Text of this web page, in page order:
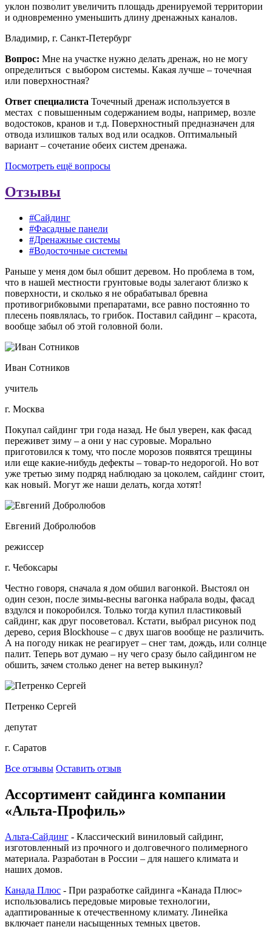
уклон позволит увеличить площадь дренируемой территории
и одновременно уменьшить длину дренажных каналов.
Владимир, г. Санкт-Петербург
Вопрос: Мне на участке нужно делать дренаж, но не могу
определиться с выбором системы. Какая лучше – точечная
или поверхностная?
Ответ специалиста Точечный дренаж используется в
местах с повышенным содержанием воды, например, возле
водостоков, кранов и т.д. Поверхностный предназначен для
отвода излишков талых вод или осадков. Оптимальный
вариант – сочетание обеих систем дренажа.
Посмотреть ещё вопросы
Отзывы
#Сайдинг
#Фасадные панели
#Дренажные системы
#Водосточные системы
Раньше у меня дом был обшит деревом. Но проблема в том,
что в нашей местности грунтовые воды залегают близко к
поверхности, и сколько я не обрабатывал бревна
противогрибковыми препаратами, все равно постоянно то
плесень появлялась, то грибок. Поставил сайдинг – красота,
вообще забыл об этой головной боли.
Иван Сотников
учитель
г. Москва
Покупал сайдинг три года назад. Не был уверен, как фасад
переживет зиму – а они у нас суровые. Морально
приготовился к тому, что после морозов появятся трещины
или еще какие-нибудь дефекты – товар-то недорогой. Но вот
уже третью зиму подряд наблюдаю за цоколем, сайдинг стоит,
как новый. Могут же наши делать, когда хотят!
Евгений Добролюбов
режиссер
г. Чебоксары
Честно говоря, сначала я дом обшил вагонкой. Выстоял он
один сезон, после зимы-весны вагонка набрала воды, фасад
вздулся и покоробился. Только тогда купил пластиковый
сайдинг, как друг посоветовал. Кстати, выбрал рисунок под
дерево, серия Blockhouse – с двух шагов вообще не различить.
А на погоду никак не реагирует – снег там, дождь, или солнце
палит. Теперь вот думаю – ну чего сразу было сайдингом не
обшить, зачем столько денег на ветер выкинул?
Петренко Сергей
депутат
г. Саратов
Все отзывы Оставить отзыв
Ассортимент сайдинга компании
«Альта-Профиль»
Альта-Сайдинг - Классический виниловый сайдинг,
изготовленный из прочного и долговечного полимерного
материала. Разработан в России – для нашего климата и
наших домов.
Канада Плюс - При разработке сайдинга «Канада Плюс»
использовались передовые мировые технологии,
адаптированные к отечественному климату. Линейка
включает панели насыщенных темных цветов.